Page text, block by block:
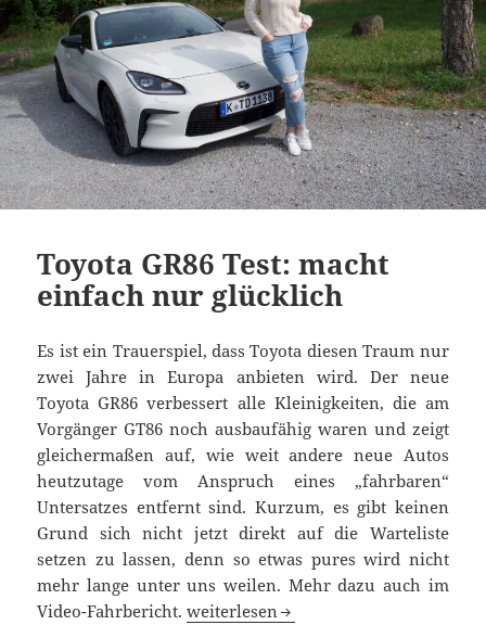
Toyota GR86 Test: macht
einfach nur glücklich
Es ist ein Trauerspiel, dass Toyota diesen Traum nur
zwei Jahre in Europa anbieten wird. Der neue
Toyota GR86 verbessert alle Kleinigkeiten, die am
Vorgänger GT86 noch ausbaufähig waren und zeigt
gleichermaßen auf, wie weit andere neue Autos
heutzutage vom Anspruch eines „fahrbaren“
Untersatzes entfernt sind. Kurzum, es gibt keinen
Grund sich nicht jetzt direkt auf die Warteliste
setzen zu lassen, denn so etwas pures wird nicht
mehr lange unter uns weilen. Mehr dazu auch im
Video-Fahrbericht.Toyota GR86 Test: macht einfach nur
weiterlesen